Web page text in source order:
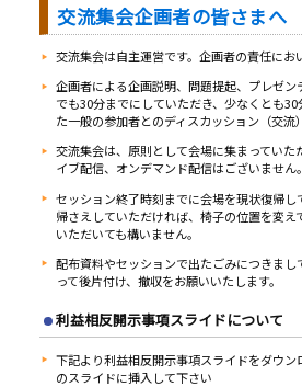
交流集会企画者の皆さまへ
交流集会は自主運営です。企画者の責任にお
企画者による企画説明、問題提起、プレゼ
でも30分までにしていただき、少なくとも
た一般の参加者とのディスカッション（交流
交流集会は、原則として会場に集まっていた
イブ配信、オンデマンド配信はございません。
セッション終了時刻までに会場を現状復帰
帰さえしていただければ、椅子の位置を変え
いただいても構いません。
配布資料やセッションで出たごみにつきま
って後片付け、撤収をお願いいたします。
利益相反開示事項スライドについて
下記より利益相反開示事項スライドをダウン
のスライドに挿入して下さい